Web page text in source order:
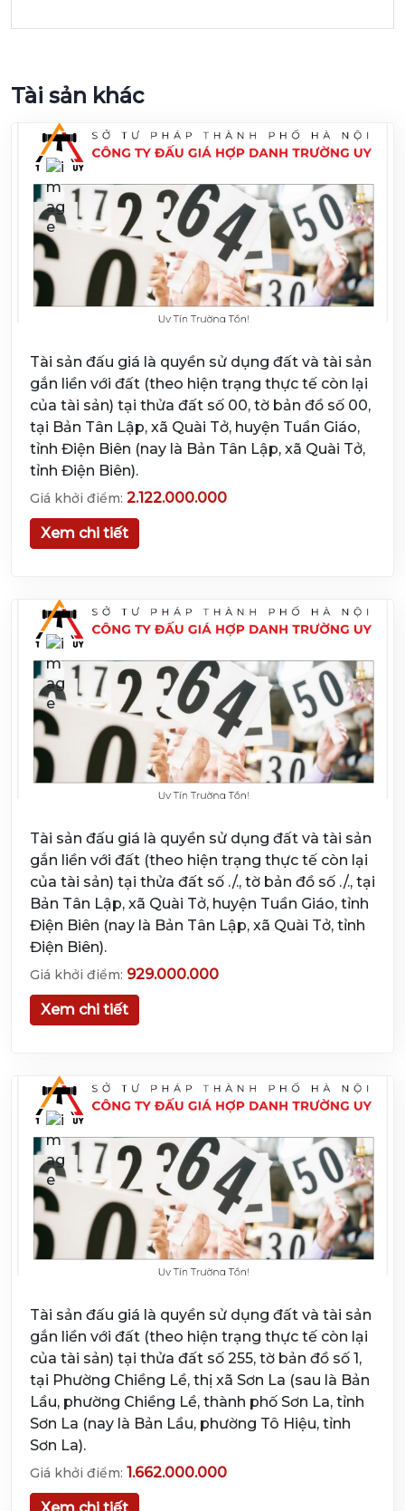
Tài sản khác
Tài sản đấu giá là quyền sử dụng đất và tài sản
gắn liền với đất (theo hiện trạng thực tế còn lại
của tài sản) tại thửa đất số 00, tờ bản đồ số 00,
tại Bản Tân Lập, xã Quài Tở, huyện Tuần Giáo,
tỉnh Điện Biên (nay là Bản Tân Lập, xã Quài Tở,
tỉnh Điện Biên).
Giá khởi điểm: 2.122.000.000
Xem chi tiết
Tài sản đấu giá là quyền sử dụng đất và tài sản
gắn liền với đất (theo hiện trạng thực tế còn lại
của tài sản) tại thửa đất số ./., tờ bản đồ số ./., tại
Bản Tân Lập, xã Quài Tở, huyện Tuần Giáo, tỉnh
Điện Biên (nay là Bản Tân Lập, xã Quài Tở, tỉnh
Điện Biên).
Giá khởi điểm: 929.000.000
Xem chi tiết
Tài sản đấu giá là quyền sử dụng đất và tài sản
gắn liền với đất (theo hiện trạng thực tế còn lại
của tài sản) tại thửa đất số 255, tờ bản đồ số 1,
tại Phường Chiềng Lề, thị xã Sơn La (sau là Bản
Lầu, phường Chiềng Lề, thành phố Sơn La, tỉnh
Sơn La (nay là Bản Lầu, phường Tô Hiệu, tỉnh
Sơn La).
Giá khởi điểm: 1.662.000.000